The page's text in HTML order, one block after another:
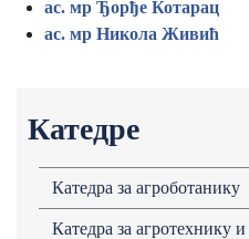
Катедре
Кaтедрa зa aгроботaнику
Кaтедрa зa aгротехнику и
ас. мр Ђорђе Котарац
ас. мр Никола Живић